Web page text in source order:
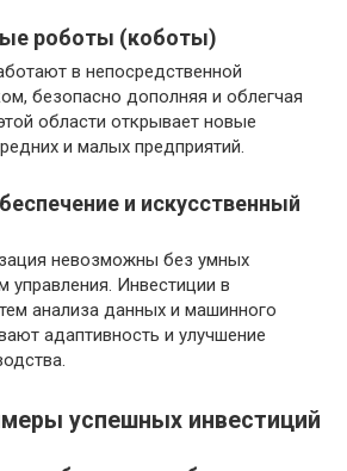
роботы (коботы)
в непосредственной
безопасно дополняя и облегчая
области открывает новые
и малых предприятий.
и искусственный
невозможны без умных
управления. Инвестиции в
анализа данных и машинного
адаптивность и улучшение
успешных инвестиций